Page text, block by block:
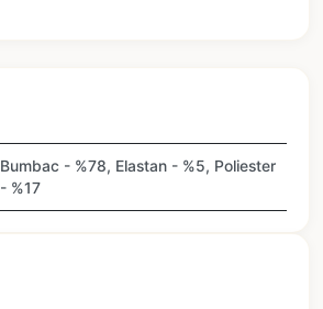
Bumbac - %78, Elastan - %5, Poliester
- %17